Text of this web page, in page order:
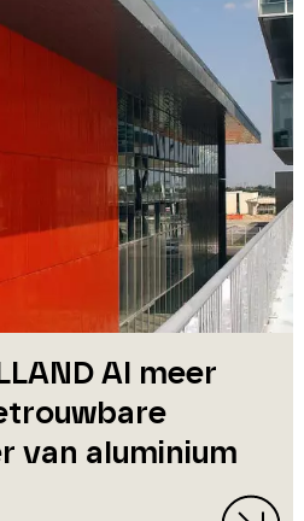
Al meer
van aluminium